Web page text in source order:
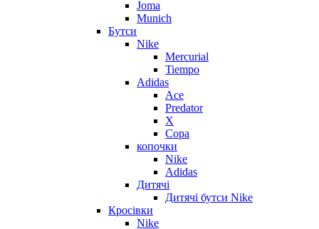
Joma
Munich
Бутси
Nike
Mercurial
Tiempo
Adidas
Ace
Predator
X
Copa
копочки
Nike
Adidas
Дитячі
Дитячі бутси Nike
Кросівки
Nike